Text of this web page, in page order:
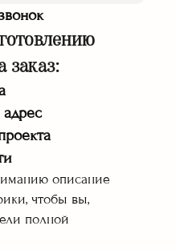
заказ:
описание
чтобы вы,
полной